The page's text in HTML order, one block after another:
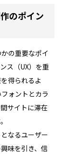
のポイン
の重要なポイ
ス（UX）を重
得られるよ
ォントとカラ
サイトに滞在
なるユーザー
味を引き、信